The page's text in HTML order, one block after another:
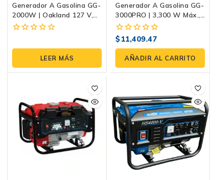
Generador A Gasolina GG-
2000W | Oakland 127 V,
12 A, 4 Tiempos
fuera
5
LEER MÁS
Generador A Gasolina GG-
3000PRO | 3,300 W Máx.,
230 V, Motor Honda
GP200
0
fuera
5
$ 11,409.47
AÑADIR AL CARRITO